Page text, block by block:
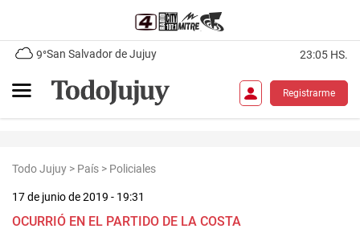
9°San Salvador de Jujuy 23:05 HS.
Registrarme
Todo Jujuy > País > Policiales
17 de junio de 2019 - 19:31
OCURRIÓ EN EL PARTIDO DE LA COSTA